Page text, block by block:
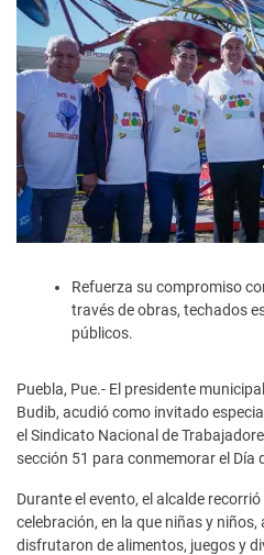
Refuerza su compromiso
través de obras, techados
públicos.
Puebla, Pue.- El presidente
Budib, acudió como invitado
el Sindicato Nacional de
sección 51 para conmemorar el Día
Durante el evento, el alcalde
celebración, en la que niñas y
disfrutaron de alimentos, juegos y